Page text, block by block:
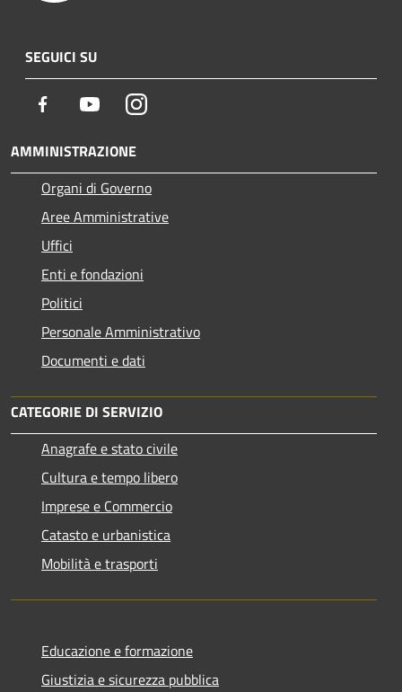
SEGUICI SU
Facebook YoutubeInstagram
AMMINISTRAZIONE
Organi di Governo
Aree Amministrative
Uffici
Enti e fondazioni
Politici
Personale Amministrativo
Documenti e dati
CATEGORIE DI SERVIZIO
Anagrafe e stato civile
Cultura e tempo libero
Imprese e Commercio
Catasto e urbanistica
Mobilità e trasporti
Educazione e formazione
Giustizia e sicurezza pubblica